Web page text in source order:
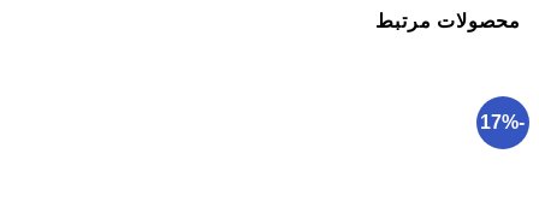
محصولات مرتبط
-17%